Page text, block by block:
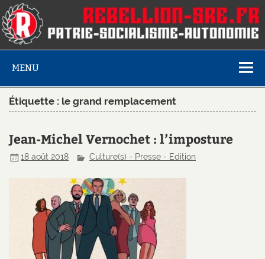
MENU
Étiquette : le grand remplacement
Jean-Michel Vernochet : l’imposture
18 août 2018 Culture(s) - Presse - Edition